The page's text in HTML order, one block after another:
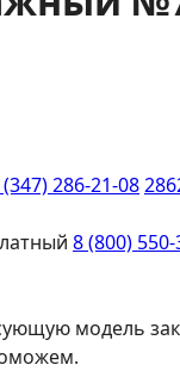
286-21-08
8 (800)
модель